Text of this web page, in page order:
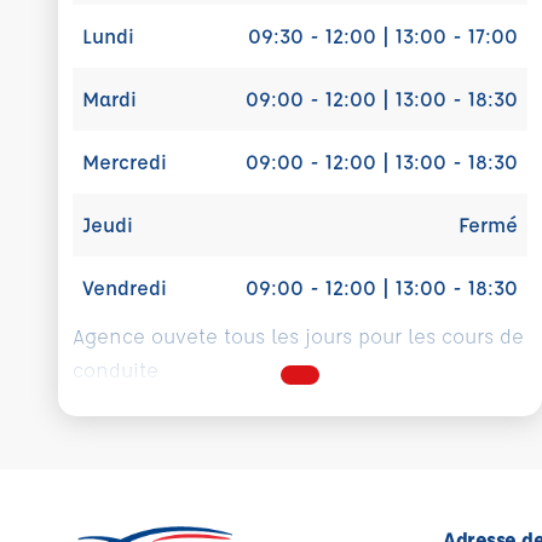
Lundi 09:30 - 12:00 | 13:00 - 17:00
Mardi 09:00 - 12:00 | 13:00 - 18:30
Mercredi 09:00 - 12:00 | 13:00 - 18:30
Jeudi Fermé
Vendredi
09:00 - 12:00 | 13:00 - 18:30
Agence ouvete tous les jours pour les cours de
conduite